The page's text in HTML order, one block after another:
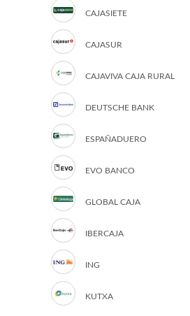
CAJASIETE
CAJASUR
CAJAVIVA CAJA RURAL
DEUTSCHE BANK
ESPAÑADUERO
EVO BANCO
GLOBAL CAJA
IBERCAJA
ING
KUTXA